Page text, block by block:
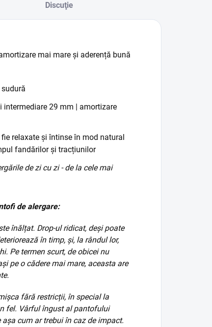
Discuţie
mai mare și aderență bună
intermediare 29 mm | amortizare
relaxate și întinse în mod natural
fandărilor și tracțiunilor
de zi cu zi - de la cele mai
de alergare:
înălțat. Drop-ul ridicat, deși poate
în timp, și, la rândul lor,
Pe termen scurt, de obicei nu
pe o cădere mai mare, aceasta are
fără restricții, în special la
fel. Vârful îngust al pantofului
cum ar trebui în caz de impact.